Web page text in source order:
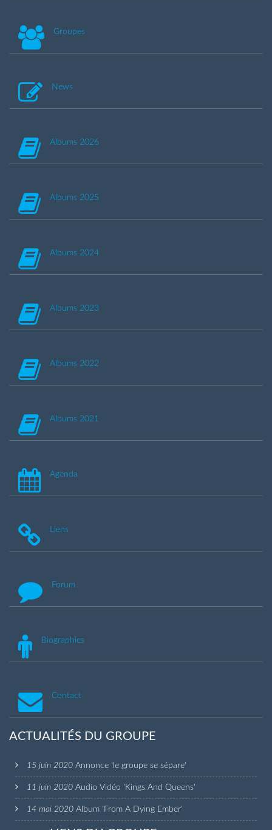
Groupes
News
Albums 2026
Albums 2025
Albums 2024
Albums 2023
Albums 2022
Albums 2021
Agenda
Liens
Forum
Biographies
Contact
ACTUALITÉS DU GROUPE
15 juin 2020 Annonce 'le groupe se sépare'
11 juin 2020 Audio Vidéo 'Kings And Queens'
14 mai 2020 Album 'From A Dying Ember'